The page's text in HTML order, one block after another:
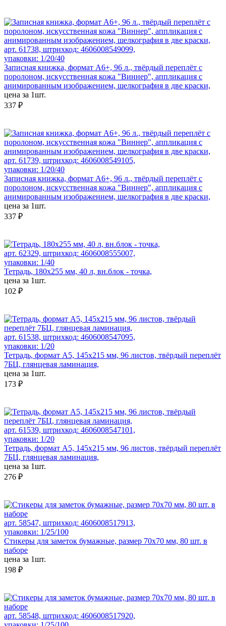
арт. 61738, штрихкод: 4606008549099,
упаковки: 1/20/40
Записная книжка, формат А6+, 96 л., твёрдый переплёт с
поролоном, искусственная кожа "Виннер", аппликация с
анимированным изображением, шелкография в две краски,
цена за 1шт.
337 ₽
арт. 61739, штрихкод: 4606008549105,
упаковки: 1/20/40
Записная книжка, формат А6+, 96 л., твёрдый переплёт с
поролоном, искусственная кожа "Виннер", аппликация с
анимированным изображением, шелкография в две краски,
цена за 1шт.
337 ₽
арт. 62329, штрихкод: 4606008555007,
упаковки: 1/40
Тетрадь, 180х255 мм, 40 л, вн.блок - точка,
цена за 1шт.
102 ₽
арт. 61538, штрихкод: 4606008547095,
упаковки: 1/20
Тетрадь, формат А5, 145х215 мм, 96 листов, твёрдый переплёт
7БЦ, глянцевая ламинация,
цена за 1шт.
173 ₽
арт. 61539, штрихкод: 4606008547101,
упаковки: 1/20
Тетрадь, формат А5, 145х215 мм, 96 листов, твёрдый переплёт
7БЦ, глянцевая ламинация,
цена за 1шт.
276 ₽
арт. 58547, штрихкод: 4606008517913,
упаковки: 1/25/100
Стикеры для заметок бумажные, размер 70х70 мм, 80 шт. в
наборе
цена за 1шт.
198 ₽
арт. 58548, штрихкод: 4606008517920,